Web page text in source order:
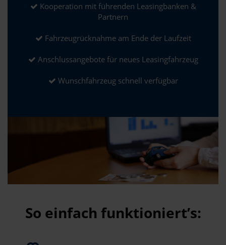
Kooperation mit führenden Leasingbanken &
Partnern
Fahrzeugrücknahme am Ende der Laufzeit
Anschlussangebote für neues Leasingfahrzeug
Wunschfahrzeug schnell verfügbar
So einfach funktioniert’s: